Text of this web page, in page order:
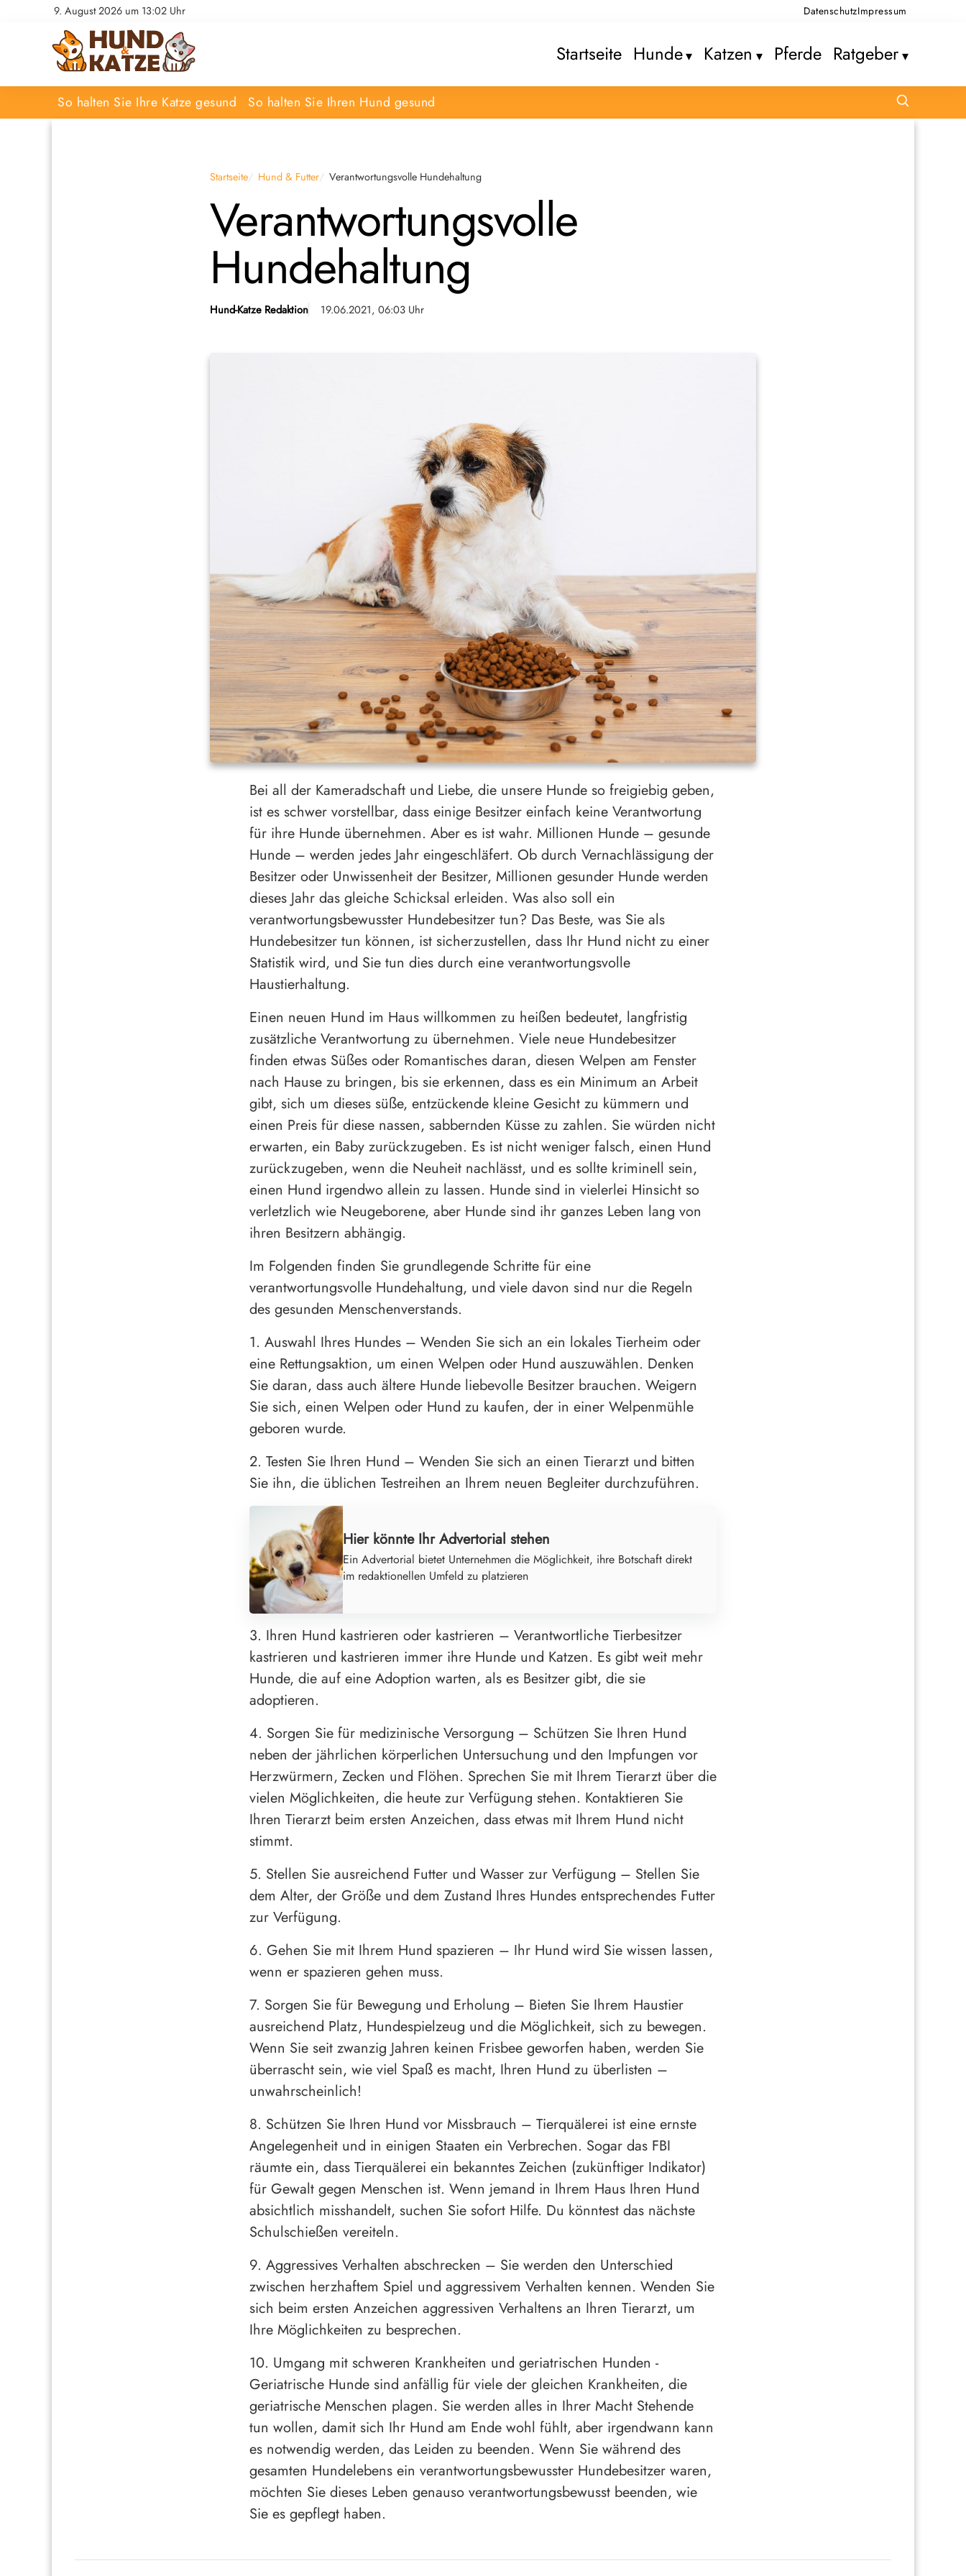
9. August 2026 um 13:02 Uhr DatenschutzImpressum
Startseite Hunde Katzen Pferde Ratgeber
So halten Sie Ihre Katze gesund So halten Sie Ihren Hund gesund
Startseite Hund & Futter Verantwortungsvolle Hundehaltung
Verantwortungsvolle
Hundehaltung
Hund-Katze Redaktion 19.06.2021, 06:03 Uhr
Bei all der Kameradschaft und Liebe, die unsere Hunde so freigiebig geben,
ist es schwer vorstellbar, dass einige Besitzer einfach keine Verantwortung
für ihre Hunde übernehmen. Aber es ist wahr. Millionen Hunde – gesunde
Hunde – werden jedes Jahr eingeschläfert. Ob durch Vernachlässigung der
Besitzer oder Unwissenheit der Besitzer, Millionen gesunder Hunde werden
dieses Jahr das gleiche Schicksal erleiden. Was also soll ein
verantwortungsbewusster Hundebesitzer tun? Das Beste, was Sie als
Hundebesitzer tun können, ist sicherzustellen, dass Ihr Hund nicht zu einer
Statistik wird, und Sie tun dies durch eine verantwortungsvolle
Haustierhaltung.
Einen neuen Hund im Haus willkommen zu heißen bedeutet, langfristig
zusätzliche Verantwortung zu übernehmen. Viele neue Hundebesitzer
finden etwas Süßes oder Romantisches daran, diesen Welpen am Fenster
nach Hause zu bringen, bis sie erkennen, dass es ein Minimum an Arbeit
gibt, sich um dieses süße, entzückende kleine Gesicht zu kümmern und
einen Preis für diese nassen, sabbernden Küsse zu zahlen. Sie würden nicht
erwarten, ein Baby zurückzugeben. Es ist nicht weniger falsch, einen Hund
zurückzugeben, wenn die Neuheit nachlässt, und es sollte kriminell sein,
einen Hund irgendwo allein zu lassen. Hunde sind in vielerlei Hinsicht so
verletzlich wie Neugeborene, aber Hunde sind ihr ganzes Leben lang von
ihren Besitzern abhängig.
Im Folgenden finden Sie grundlegende Schritte für eine
verantwortungsvolle Hundehaltung, und viele davon sind nur die Regeln
des gesunden Menschenverstands.
1. Auswahl Ihres Hundes – Wenden Sie sich an ein lokales Tierheim oder
eine Rettungsaktion, um einen Welpen oder Hund auszuwählen. Denken
Sie daran, dass auch ältere Hunde liebevolle Besitzer brauchen. Weigern
Sie sich, einen Welpen oder Hund zu kaufen, der in einer Welpenmühle
geboren wurde.
2. Testen Sie Ihren Hund – Wenden Sie sich an einen Tierarzt und bitten
Sie ihn, die üblichen Testreihen an Ihrem neuen Begleiter durchzuführen.
Hier könnte Ihr Advertorial stehen
Ein Advertorial bietet Unternehmen die Möglichkeit, ihre Botschaft direkt
im redaktionellen Umfeld zu platzieren
3. Ihren Hund kastrieren oder kastrieren – Verantwortliche Tierbesitzer
kastrieren und kastrieren immer ihre Hunde und Katzen. Es gibt weit mehr
Hunde, die auf eine Adoption warten, als es Besitzer gibt, die sie
adoptieren.
4. Sorgen Sie für medizinische Versorgung – Schützen Sie Ihren Hund
neben der jährlichen körperlichen Untersuchung und den Impfungen vor
Herzwürmern, Zecken und Flöhen. Sprechen Sie mit Ihrem Tierarzt über die
vielen Möglichkeiten, die heute zur Verfügung stehen. Kontaktieren Sie
Ihren Tierarzt beim ersten Anzeichen, dass etwas mit Ihrem Hund nicht
stimmt.
5. Stellen Sie ausreichend Futter und Wasser zur Verfügung – Stellen Sie
dem Alter, der Größe und dem Zustand Ihres Hundes entsprechendes Futter
zur Verfügung.
6. Gehen Sie mit Ihrem Hund spazieren – Ihr Hund wird Sie wissen lassen,
wenn er spazieren gehen muss.
7. Sorgen Sie für Bewegung und Erholung – Bieten Sie Ihrem Haustier
ausreichend Platz, Hundespielzeug und die Möglichkeit, sich zu bewegen.
Wenn Sie seit zwanzig Jahren keinen Frisbee geworfen haben, werden Sie
überrascht sein, wie viel Spaß es macht, Ihren Hund zu überlisten –
unwahrscheinlich!
8. Schützen Sie Ihren Hund vor Missbrauch – Tierquälerei ist eine ernste
Angelegenheit und in einigen Staaten ein Verbrechen. Sogar das FBI
räumte ein, dass Tierquälerei ein bekanntes Zeichen (zukünftiger Indikator)
für Gewalt gegen Menschen ist. Wenn jemand in Ihrem Haus Ihren Hund
absichtlich misshandelt, suchen Sie sofort Hilfe. Du könntest das nächste
Schulschießen vereiteln.
9. Aggressives Verhalten abschrecken – Sie werden den Unterschied
zwischen herzhaftem Spiel und aggressivem Verhalten kennen. Wenden Sie
sich beim ersten Anzeichen aggressiven Verhaltens an Ihren Tierarzt, um
Ihre Möglichkeiten zu besprechen.
10. Umgang mit schweren Krankheiten und geriatrischen Hunden -
Geriatrische Hunde sind anfällig für viele der gleichen Krankheiten, die
geriatrische Menschen plagen. Sie werden alles in Ihrer Macht Stehende
tun wollen, damit sich Ihr Hund am Ende wohl fühlt, aber irgendwann kann
es notwendig werden, das Leiden zu beenden. Wenn Sie während des
gesamten Hundelebens ein verantwortungsbewusster Hundebesitzer waren,
möchten Sie dieses Leben genauso verantwortungsbewusst beenden, wie
Sie es gepflegt haben.